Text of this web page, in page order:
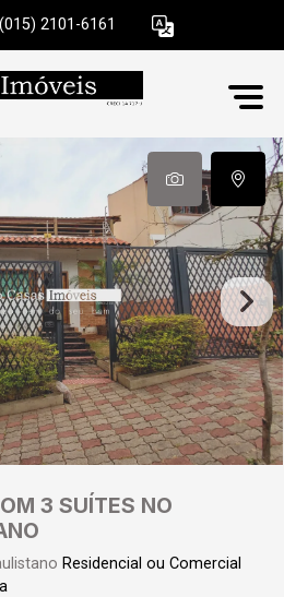
(015) 2101-6161
3 SUÍTES NO
Residencial ou Comercial